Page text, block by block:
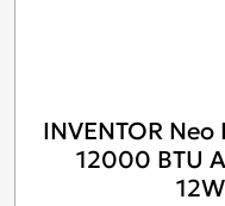
INVENTOR Neo
12000 BTU